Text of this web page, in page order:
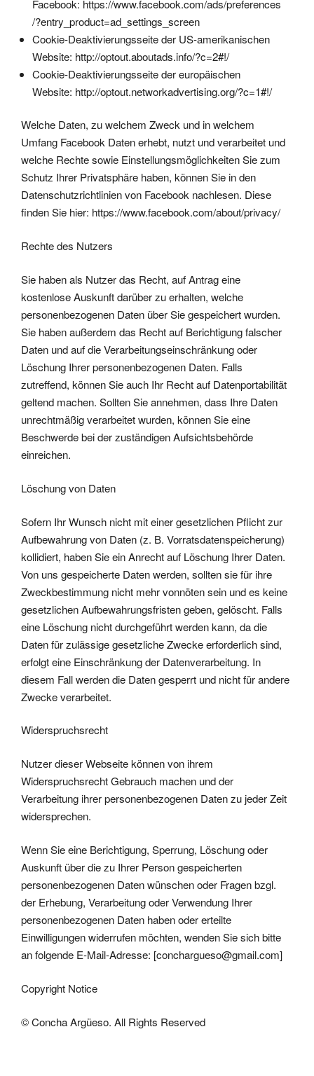
Facebook: https://www.facebook.com/ads/preferences
/?entry_product=ad_settings_screen
Cookie-Deaktivierungsseite der US-amerikanischen
Website: http://optout.aboutads.info/?c=2#!/
Cookie-Deaktivierungsseite der europäischen
Website: http://optout.networkadvertising.org/?c=1#!/
Welche Daten, zu welchem Zweck und in welchem
Umfang Facebook Daten erhebt, nutzt und verarbeitet und
welche Rechte sowie Einstellungsmöglichkeiten Sie zum
Schutz Ihrer Privatsphäre haben, können Sie in den
Datenschutzrichtlinien von Facebook nachlesen. Diese
finden Sie hier: https://www.facebook.com/about/privacy/
Rechte des Nutzers
Sie haben als Nutzer das Recht, auf Antrag eine
kostenlose Auskunft darüber zu erhalten, welche
personenbezogenen Daten über Sie gespeichert wurden.
Sie haben außerdem das Recht auf Berichtigung falscher
Daten und auf die Verarbeitungseinschränkung oder
Löschung Ihrer personenbezogenen Daten. Falls
zutreffend, können Sie auch Ihr Recht auf Datenportabilität
geltend machen. Sollten Sie annehmen, dass Ihre Daten
unrechtmäßig verarbeitet wurden, können Sie eine
Beschwerde bei der zuständigen Aufsichtsbehörde
einreichen.
Löschung von Daten
Sofern Ihr Wunsch nicht mit einer gesetzlichen Pflicht zur
Aufbewahrung von Daten (z. B. Vorratsdatenspeicherung)
kollidiert, haben Sie ein Anrecht auf Löschung Ihrer Daten.
Von uns gespeicherte Daten werden, sollten sie für ihre
Zweckbestimmung nicht mehr vonnöten sein und es keine
gesetzlichen Aufbewahrungsfristen geben, gelöscht. Falls
eine Löschung nicht durchgeführt werden kann, da die
Daten für zulässige gesetzliche Zwecke erforderlich sind,
erfolgt eine Einschränkung der Datenverarbeitung. In
diesem Fall werden die Daten gesperrt und nicht für andere
Zwecke verarbeitet.
Widerspruchsrecht
Nutzer dieser Webseite können von ihrem
Widerspruchsrecht Gebrauch machen und der
Verarbeitung ihrer personenbezogenen Daten zu jeder Zeit
widersprechen.
Wenn Sie eine Berichtigung, Sperrung, Löschung oder
Auskunft über die zu Ihrer Person gespeicherten
personenbezogenen Daten wünschen oder Fragen bzgl.
der Erhebung, Verarbeitung oder Verwendung Ihrer
personenbezogenen Daten haben oder erteilte
Einwilligungen widerrufen möchten, wenden Sie sich bitte
an folgende E-Mail-Adresse: [conchargueso@gmail.com]
Copyright Notice
© Concha Argüeso. All Rights Reserved